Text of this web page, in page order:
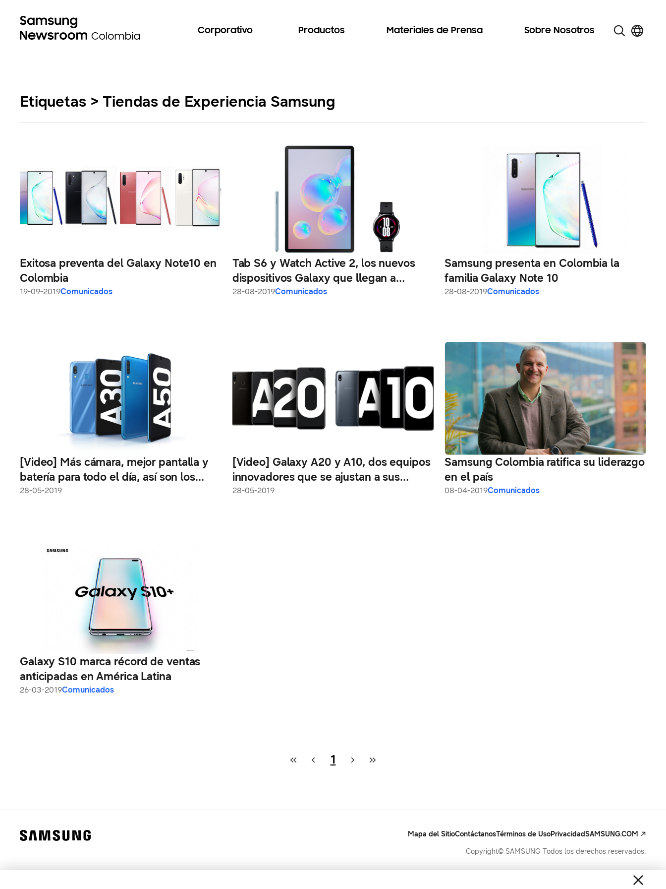
Corporativo Productos Materiales de Prensa Sobre Nosotros
Etiquetas > Tiendas de Experiencia Samsung
Exitosa preventa del Galaxy Note10 en
Colombia
19-09-2019Comunicados
Tab S6 y Watch Active 2, los nuevos
dispositivos Galaxy que llegan a
Colombia
28-08-2019Comunicados
Samsung presenta en Colombia la
familia Galaxy Note 10
28-08-2019Comunicados
[Video] Más cámara, mejor pantalla y
batería para todo el día, así son los
nuevos Galaxy A50 y A30
28-05-2019
[Video] Galaxy A20 y A10, dos equipos
innovadores que se ajustan a sus
necesidades
28-05-2019
Samsung Colombia ratifica su liderazgo
en el país
08-04-2019Comunicados
Galaxy S10 marca récord de ventas
anticipadas en América Latina
26-03-2019Comunicados
1
Mapa del SitioContáctanosTérminos de UsoPrivacidadSAMSUNG.COM
Copyright© SAMSUNG Todos los derechos reservados.